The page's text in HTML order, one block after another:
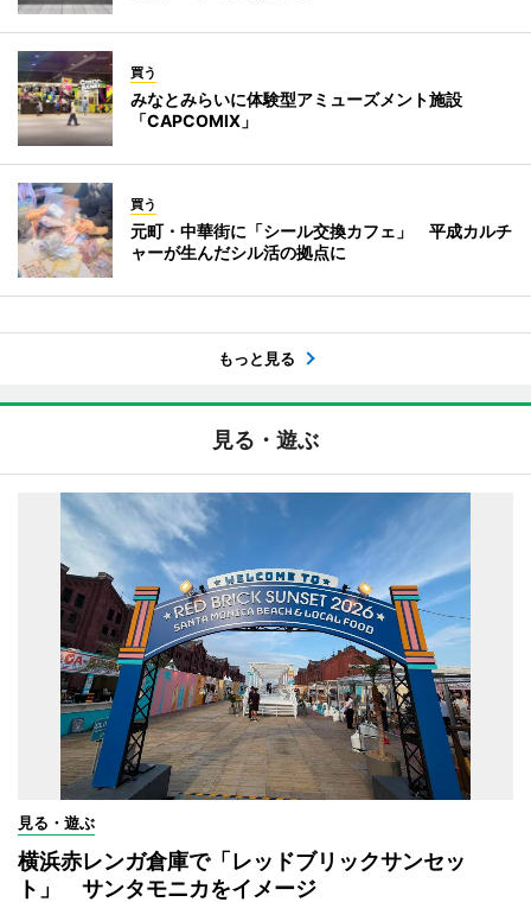
買う
みなとみらいに体験型アミューズメント施設
「CAPCOMIX」
買う
元町・中華街に「シール交換カフェ」 平成カルチ
ャーが生んだシル活の拠点に
もっと見る
見る・遊ぶ
見る・遊ぶ
横浜赤レンガ倉庫で「レッドブリックサンセッ
ト」 サンタモニカをイメージ